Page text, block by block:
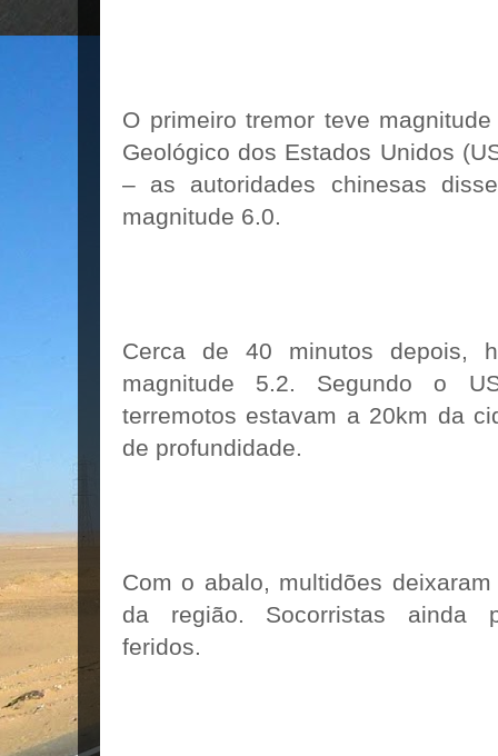
O primeiro tremor teve
Geológico dos Estados Unidos
– as autoridades chinesas
magnitude 6.0.
Cerca de 40 minutos depois,
magnitude 5.2. Segundo o
terremotos estavam a 20km da
de profundidade.
Com o abalo, multidões
da região. Socorristas ainda
feridos.